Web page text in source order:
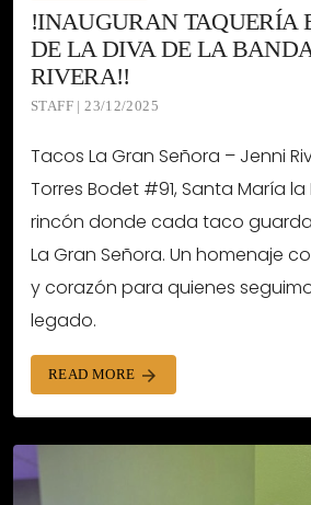
!INAUGURAN TAQUERÍA
DE LA DIVA DE LA
RIVERA!!
STAFF | 23/12/2025
Tacos La Gran Señora – Jenni
Torres Bodet #91, Santa María la
rincón donde cada taco
La Gran Señora. Un homenaje
y corazón para quienes
legado.
READ MORE arrow_forward